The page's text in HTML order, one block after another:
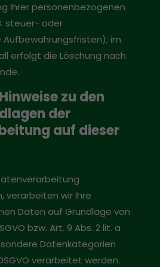
Ihrer personenbezogenen
steuer- oder
im
erfolgt die Löschung nach
zu den
der
auf dieser
verarbeiten wir Ihre
Daten auf Grundlage von
bzw. Art. 9 Abs. 2 lit. a
Datenkategorien
verarbeitet werden.